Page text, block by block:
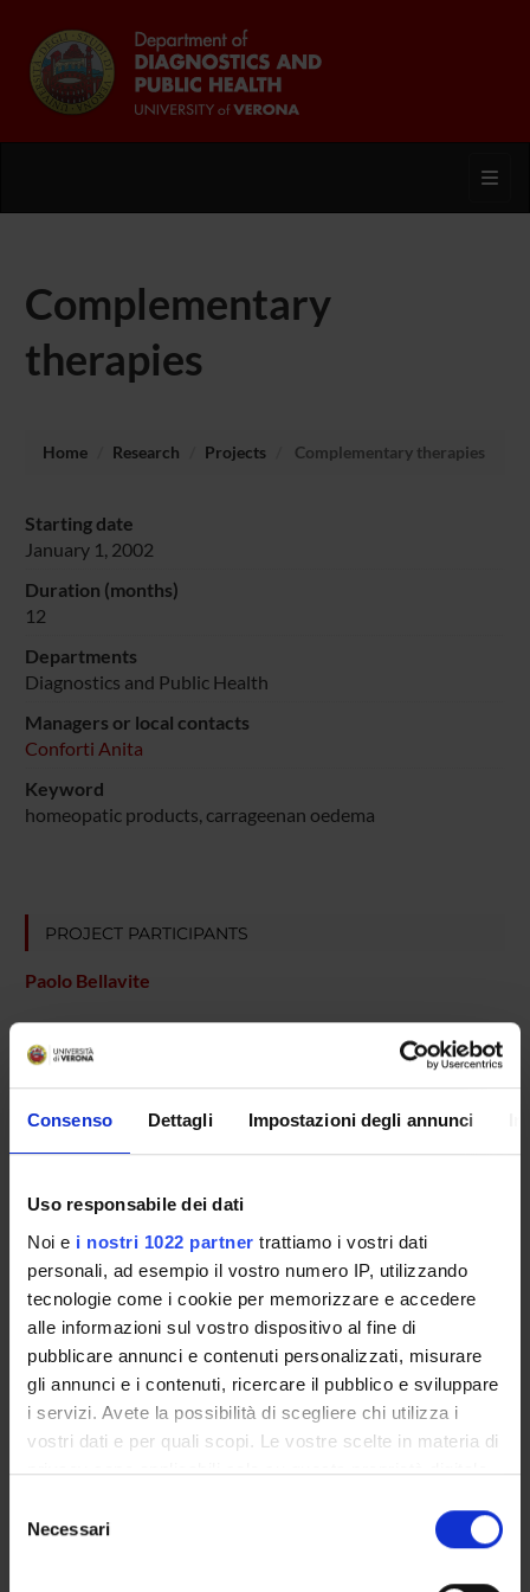
Consenso Dettagli Impostazioni degli annunci
Uso responsabile dei dati
Noi e i nostri 1022 partner trattiamo i vostri dati
personali, ad esempio il vostro numero IP, utilizzando
tecnologie come i cookie per memorizzare e accedere
alle informazioni sul vostro dispositivo al fine di
pubblicare annunci e contenuti personalizzati, misurare
gli annunci e i contenuti, ricercare il pubblico e sviluppare
i servizi. Avete la possibilità di scegliere chi utilizza i
vostri dati e per quali scopi. Le vostre scelte in materia di
privacy sono applicabili solo su questa proprietà digitale
modificare o revocare il proprio consenso in qualsiasi
momento dalla Dichiarazione sui cookie o facendo clic
delNecessari
Complementary
therapies
Home Research Projects Complementary therapies
Starting date
January 1, 2002
Duration (months)
12
Departments
Diagnostics and Public Health
Managers or local contacts
Conforti Anita
Keyword
homeopatic products, carrageenan oedema
PROJECT PARTICIPANTS
Paolo Bellavite
Anita Conforti
SECTIONS
ACTIVITIES
RESEARCH AREAS
RESEARCH GROUPS